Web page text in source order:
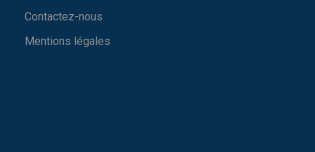
Contactez-nous
Mentions légales